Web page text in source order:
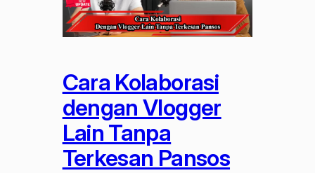
Cara Kolaborasi
dengan Vlogger
Lain Tanpa
Terkesan Pansos